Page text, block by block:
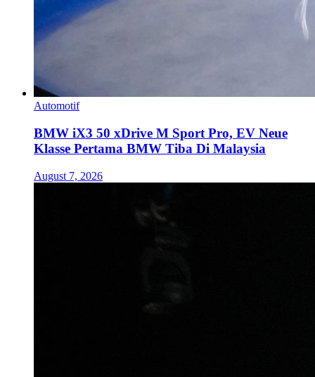
Automotif
BMW iX3 50 xDrive M Sport Pro, EV Neue
Klasse Pertama BMW Tiba Di Malaysia
August 7, 2026